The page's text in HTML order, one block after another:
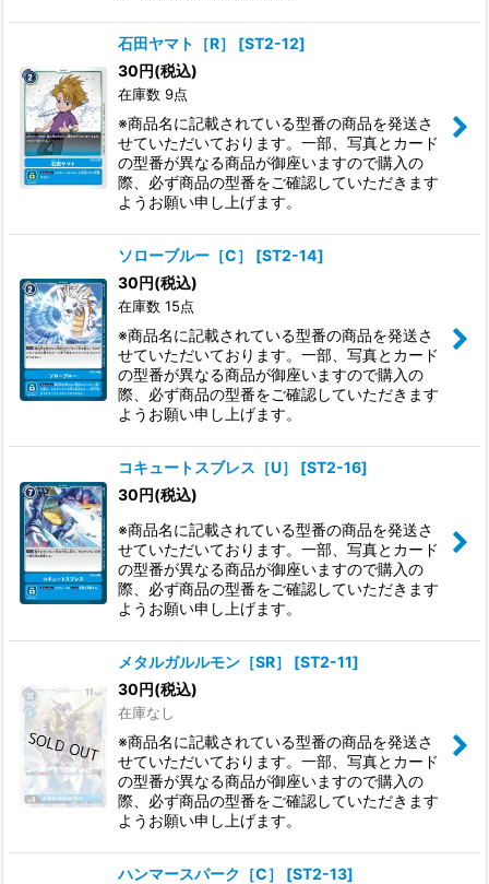
石田ヤマト［R］ [ST2-12]
30円(税込)
在庫数 9点
※商品名に記載されている型番の商品を発送さ
せていただいております。一部、写真とカード
の型番が異なる商品が御座いますので購入の
際、必ず商品の型番をご確認していただきます
ようお願い申し上げます。
ソローブルー［C］ [ST2-14]
30円(税込)
在庫数 15点
※商品名に記載されている型番の商品を発送さ
せていただいております。一部、写真とカード
の型番が異なる商品が御座いますので購入の
際、必ず商品の型番をご確認していただきます
ようお願い申し上げます。
コキュートスブレス［U］ [ST2-16]
30円(税込)
※商品名に記載されている型番の商品を発送さ
せていただいております。一部、写真とカード
の型番が異なる商品が御座いますので購入の
際、必ず商品の型番をご確認していただきます
ようお願い申し上げます。
メタルガルルモン［SR］ [ST2-11]
30円(税込)
在庫なし
※商品名に記載されている型番の商品を発送さ
せていただいております。一部、写真とカード
の型番が異なる商品が御座いますので購入の
際、必ず商品の型番をご確認していただきます
ようお願い申し上げます。
ハンマースパーク［C］ [ST2-13]